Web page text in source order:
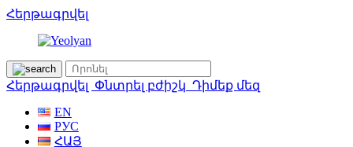
Հերթագրվել
Հերթագրվել Փնտրել բժիշկ Դիմեք մեզ
EN
РУС
ՀԱՅ